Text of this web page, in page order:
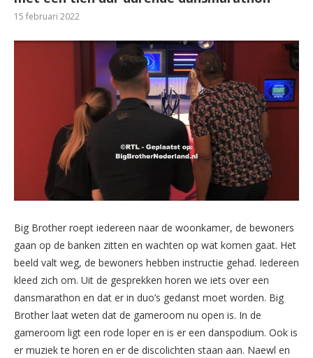
15 februari 2022
Big Brother roept iedereen naar de woonkamer, de bewoners
gaan op de banken zitten en wachten op wat komen gaat. Het
beeld valt weg, de bewoners hebben instructie gehad. Iedereen
kleed zich om. Uit de gesprekken horen we iets over een
dansmarathon en dat er in duo’s gedanst moet worden. Big
Brother laat weten dat de gameroom nu open is. In de
gameroom ligt een rode loper en is er een danspodium. Ook is
er muziek te horen en er de discolichten staan aan. Naewl en